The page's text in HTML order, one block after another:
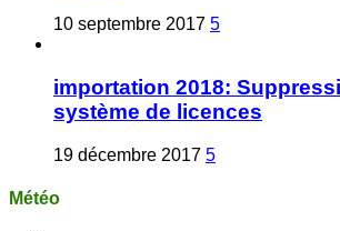
10 septembre 2017 5
importation 2018:
système de licences
19 décembre 2017 5
Météo